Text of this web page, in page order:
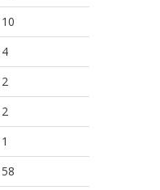
10
4
2
2
1
58